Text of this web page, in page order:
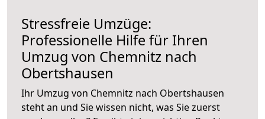
Stressfreie Umzüge:
Professionelle Hilfe für Ihren
Umzug von Chemnitz nach
Obertshausen
Ihr Umzug von Chemnitz nach Obertshausen
steht an und Sie wissen nicht, was Sie zuerst